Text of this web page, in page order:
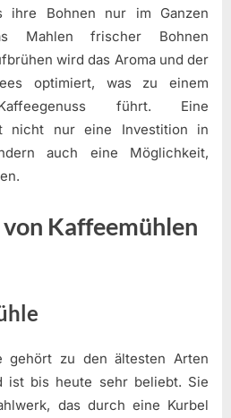
ihre Bohnen nur im Ganzen
Mahlen frischer Bohnen
wird das Aroma und der
optimiert, was zu einem
führt. Eine
nicht nur eine Investition in
auch eine Möglichkeit,
Kaffeemühlen
gehört zu den ältesten Arten
ist bis heute sehr beliebt. Sie
das durch eine Kurbel